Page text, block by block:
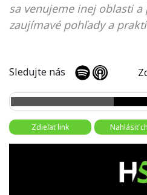
sa venujeme inej oblasti
zaujímavé pohľady a
Sledujte nás
Zdieľať link Nahlásiť